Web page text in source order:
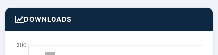
DOWNLOADS